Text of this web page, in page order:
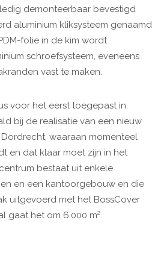
demonteerbaar bevestigd
aluminium kliksysteem genaamd
folie in de kim wordt
schroefsysteem, eveneens
vast te maken.
voor het eerst toegepast in
bij de realisatie van een nieuw
waaraan momenteel
en dat klaar moet zijn in het
bestaat uit enkele
en een kantoorgebouw en die
uitgevoerd met het BossCover
gaat het om 6.000 m².